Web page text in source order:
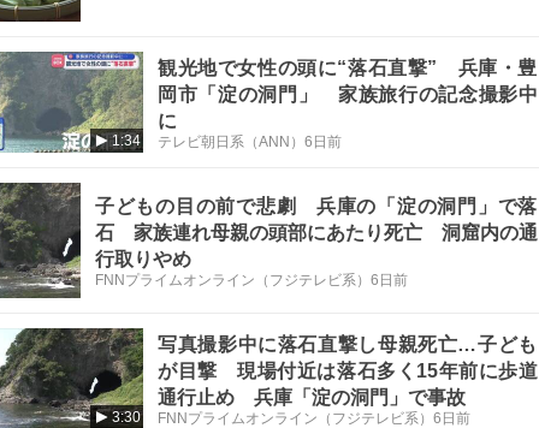
1:34
観光地で女性の頭に“落石直撃” 兵庫・豊
岡市「淀の洞門」 家族旅行の記念撮影中
に
テレビ朝日系（ANN） 6日前
子どもの目の前で悲劇 兵庫の「淀の洞門」で落
石 家族連れ母親の頭部にあたり死亡 洞窟内の通
行取りやめ
FNNプライムオンライン（フジテレビ系） 6日前
3:30
写真撮影中に落石直撃し母親死亡…子ども
が目撃 現場付近は落石多く15年前に歩道
通行止め 兵庫「淀の洞門」で事故
FNNプライムオンライン（フジテレビ系） 6日前